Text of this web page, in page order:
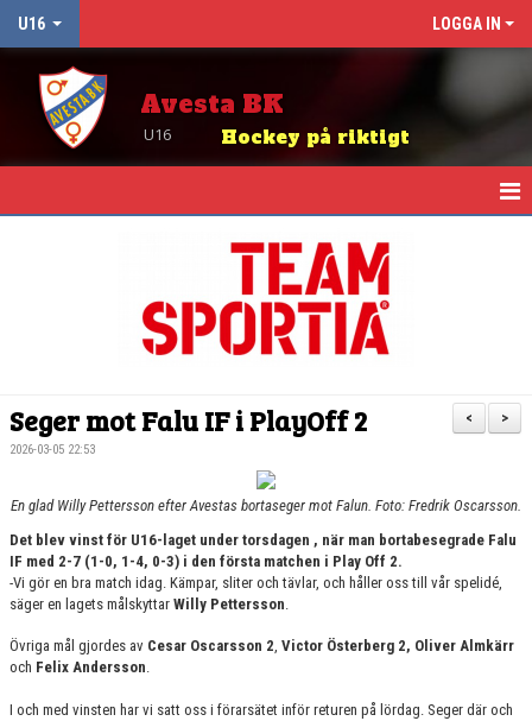
U16 LOGGA IN
Avesta BK
Hockey på riktigt
U16
TRUPPEN
DOKUMENT
KONTAKT
>
<
Seger mot Falu IF i PlayOff 2
2026-03-05 22:53
En glad Willy Pettersson efter Avestas bortaseger mot Falun. Foto: Fredrik Oscarsson.
Det blev vinst för U16-laget under torsdagen , när man bortabesegrade Falu
IF med 2-7 (1-0, 1-4, 0-3) i den första matchen i Play Off 2.
-Vi gör en bra match idag. Kämpar, sliter och tävlar, och håller oss till vår spelidé,
säger en lagets målskyttar Willy Pettersson.
Övriga mål gjordes av Cesar Oscarsson 2, Victor Österberg 2, Oliver Almkärr
och Felix Andersson.
I och med vinsten har vi satt oss i förarsätet inför returen på lördag. Seger där och